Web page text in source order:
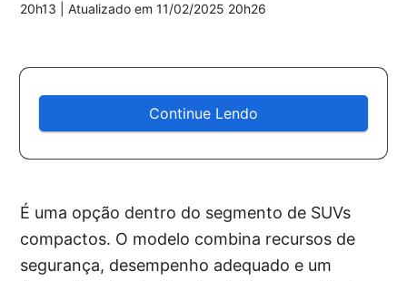
20h13
| Atualizado em11/02/2025 20h26
Continue Lendo
É uma opção dentro do segmento de SUVs
compactos. O modelo combina recursos de
segurança, desempenho adequado e um